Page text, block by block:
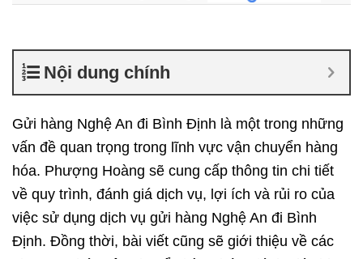
Nội dung chính
Gửi hàng Nghệ An đi Bình Định là một trong những
vấn đề quan trọng trong lĩnh vực vận chuyển hàng
hóa. Phượng Hoàng sẽ cung cấp thông tin chi tiết
về quy trình, đánh giá dịch vụ, lợi ích và rủi ro của
việc sử dụng dịch vụ gửi hàng Nghệ An đi Bình
Định. Đồng thời, bài viết cũng sẽ giới thiệu về các